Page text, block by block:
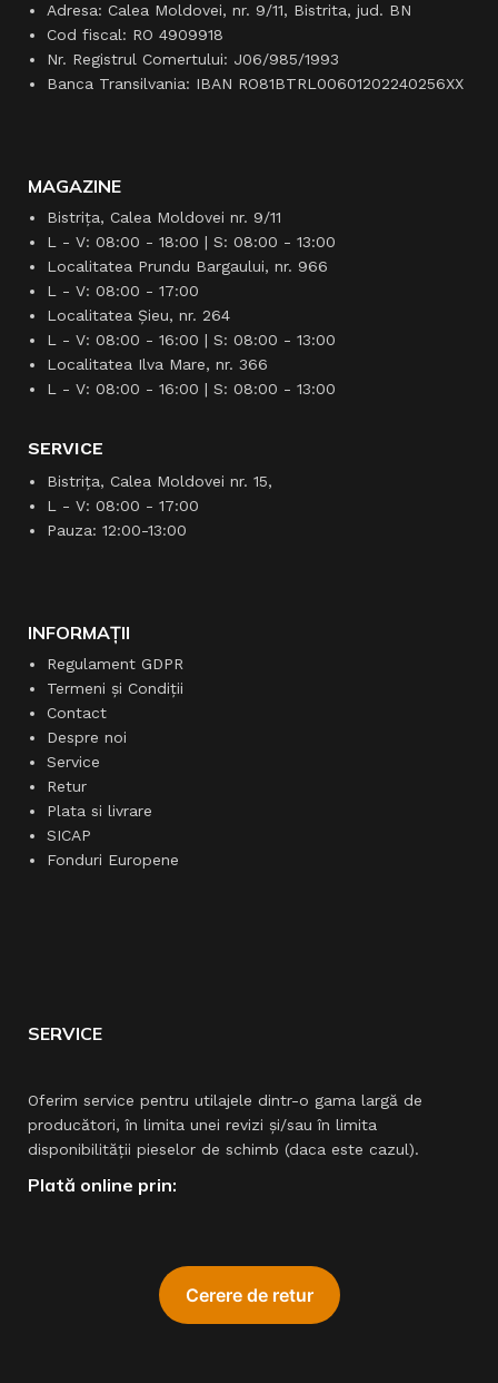
Adresa: Calea Moldovei, nr. 9/11, Bistrita, jud. BN
Cod fiscal: RO 4909918
Nr. Registrul Comertului: J06/985/1993
Banca Transilvania: IBAN RO81BTRL00601202240256XX
MAGAZINE
Bistrița, Calea Moldovei nr. 9/11
L - V: 08:00 - 18:00 | S: 08:00 - 13:00
Localitatea Prundu Bargaului, nr. 966
L - V: 08:00 - 17:00
Localitatea Şieu, nr. 264
L - V: 08:00 - 16:00 | S: 08:00 - 13:00
Localitatea Ilva Mare, nr. 366
L - V: 08:00 - 16:00 | S: 08:00 - 13:00
SERVICE
Bistrița, Calea Moldovei nr. 15,
L - V: 08:00 - 17:00
Pauza: 12:00-13:00
INFORMAȚII
Regulament GDPR
Termeni și Condiții
Contact
Despre noi
Service
Retur
Plata si livrare
SICAP
Fonduri Europene
SERVICE
Oferim service pentru utilajele dintr-o gama largă de
producători, în limita unei revizi şi/sau în limita
disponibilităţii pieselor de schimb (daca este cazul).
Plată online prin: